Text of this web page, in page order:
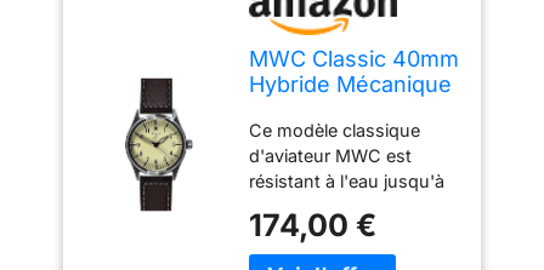
MWC Classic 40mm
Hybride Mécanique
Cuir Crème Saphir
Aviateur Pilot
Homme Montre,
Noir , bracelet
Ce modèle classique
d'aviateur MWC est
résistant à l'eau jusqu'à
boîtier en acier
inoxydable et une
174,00 €